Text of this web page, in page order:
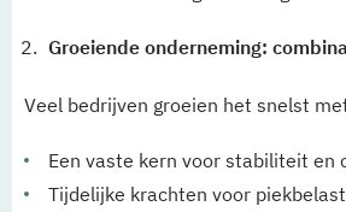
Groeiende onderneming:
Veel bedrijven groeien het snelst
Een vaste kern voor stabiliteit en
Tijdelijke krachten voor